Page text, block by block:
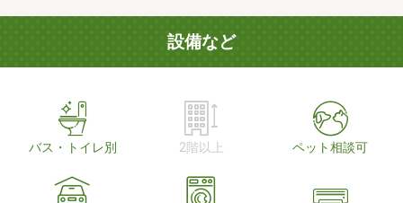
設備など
バス・トイレ別 2階以上 ペット相談可